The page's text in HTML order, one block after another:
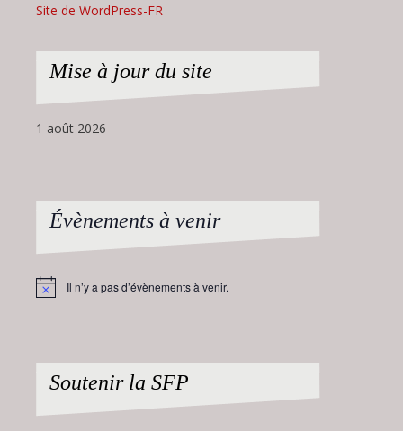
Site de WordPress-FR
Mise à jour du site
1 août 2026
Évènements à venir
Notice Il n’y a pas d’évènements à venir.
Soutenir la SFP